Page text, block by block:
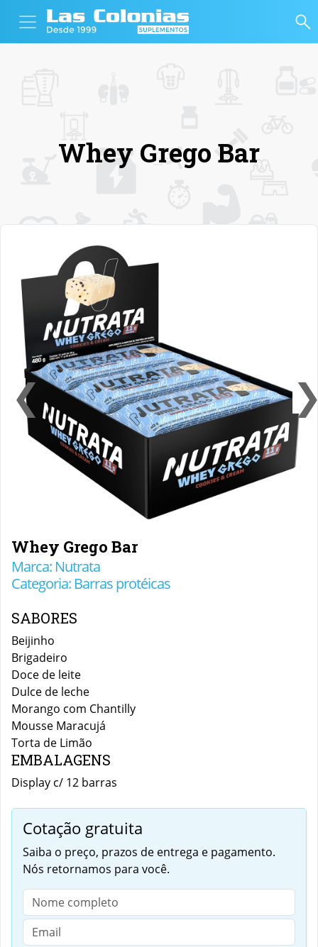
Whey Grego Bar
❮
Whey Grego Bar
Marca: Nutrata
Categoria: Barras protéicas
SABORES
Beijinho
Brigadeiro
Doce de leite
Dulce de leche
Morango com Chantilly
Mousse Maracujá
Torta de Limão
EMBALAGENS
Display c/ 12 barras
Cotação gratuita
Saiba o preço, prazos de entrega e pagamento.
Nós retornamos para você.